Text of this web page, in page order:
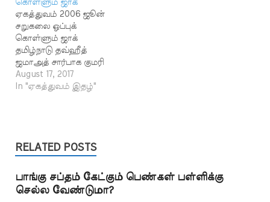
வகுத்து வரும் நாள்!
நாளைய ஆட்சியாளர்கள்
யார் என்று நிர்ணயிக்கும்
நாள்! ஒருநாட்டின்
பொருளாதார வளர்ச்சி,
முன்னேற்றம்
போன்றவற்றை
நிர்ணயிக்கும் நாள்!
இருக்கவேண்டும்.
இருக்க…
கொள்ளும் ஜாக்
ஏகத்துவம் 2006 ஜூன்
சறுகலை ஒப்புக்
கொள்ளும் ஜாக்
தமிழ்நாடு தவ்ஹீத்
ஜமாஅத் சார்பாக குமரி
மாவட்டக் கொள்கைச்
சகோதரர்கள் கடந்தஹஜ்
திடலில் தொழுதனர்.
கோட்டாற்றில் ஏகத்துவக்
கொள்கை தோன்றிய நாள்
முதற்கொண்டு இது
வரைஏகத்துவக்
August 17, 2017
In "ஏகத்துவம் இதழ்"
RELATED POSTS
பாங்கு சப்தம் கேட்கும் பெண்கள் பள்ளிக்கு
செல்ல வேண்டுமா?